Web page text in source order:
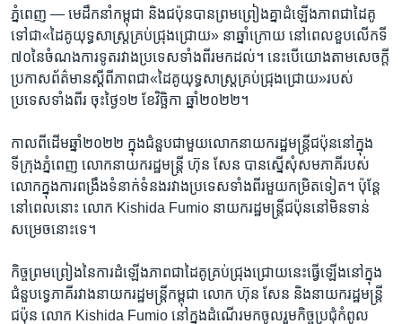
រកភ្នំពេញ — មេ​ដឹកនាំ​កម្ពុជា​ និង​ជប៉ុន​បាន​ព្រម​ព្រៀង​គ្នា​ដំឡើង​ភាព​ជា​ដៃគូ
ទៅ​ជា​«ដៃគូ​យុទ្ធសាស្ត្រ​គ្រប់​ជ្រុង​ជ្រោយ» ​នា​ឆ្នាំ​ក្រោយ​ នៅ​ពេល​ខួប​លើក​ទី​
៧០​នៃ​ចំណង​ការ​ទូត​រវាង​ប្រទេស​ទាំងពីរ​មក​ដល់។​ នេះ​បើ​យោង​តាម​សេចក្តី​
ប្រកាស​ព័ត៌មាន​ស្តីពី​ភាព​ជា​«ដៃគូ​យុទ្ធ​សាស្ត្រ​គ្រប់​ជ្រុង​ជ្រោយ»​របស់​
ប្រទេស​ទាំង​ពីរ ​ចុះ​ថ្ងៃ​១២​ ខែវិច្ឆិកា​ ឆ្នាំ​២០២២។​
កាល​ពី​ដើម​ឆ្នាំ​២០២២ ​ក្នុង​ជំនួប​ជាមួយ​លោក​នាយក​រដ្ឋមន្ត្រី​ជប៉ុន​នៅ​ក្នុង​
ទីក្រុង​ភ្នំពេញ​ លោក​នាយក​រដ្ឋមន្ត្រី ហ៊ុន សែន​ បាន​ស្នើ​សុំ​សមភាគី​របស់​
លោក​ក្នុង​ការ​ពង្រឹង​ទំនាក់​ទំនង​រវាង​ប្រទេស​ទាំង​ពីរមួយ​កម្រិត​ទៀត។ ​ប៉ុន្តែ​
នៅ​ពេលនោះ​ លោក ​Kishida Fumio ​នាយក​រដ្ឋមន្រ្តី​ជប៉ុន​នៅមិន​ទាន់​
សម្រេច​នោះ​ទេ។​
កិច្ច​ព្រម​ព្រៀង​នៃ​ការ​ដំឡើង​ភាព​ជា​ដៃ​គូ​គ្រប់​ជ្រុង​ជ្រោយ​នេះ​ធ្វើ​ឡើង​នៅ​ក្នុង​
ជំនួប​ទ្វេ​ភាគី​រវាង​នាយក​រដ្ឋមន្ត្រី​កម្ពុជា ​លោក ​ហ៊ុន សែន ​និង​នាយករដ្ឋមន្ត្រី​
ជប៉ុន ​លោក​ Kishida Fumio​ នៅ​ក្នុង​ដំណើរ​មក​ចូលរួម​កិច្ច​ប្រជុំកំពូល​